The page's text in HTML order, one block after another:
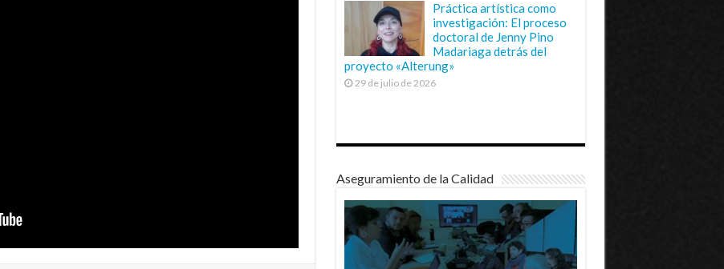
Práctica artística como
investigación: El proceso
doctoral de Jenny Pino
Madariaga detrás del
proyecto «Alterung»
29 de julio de 2026
Aseguramiento de la Calidad